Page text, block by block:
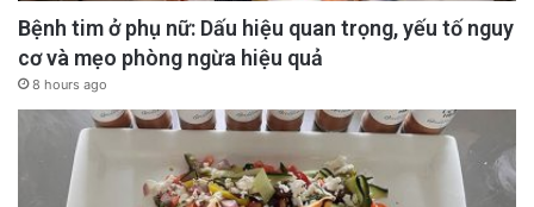
Bệnh tim ở phụ nữ: Dấu hiệu quan trọng, yếu tố nguy
cơ và mẹo phòng ngừa hiệu quả
8 hours ago